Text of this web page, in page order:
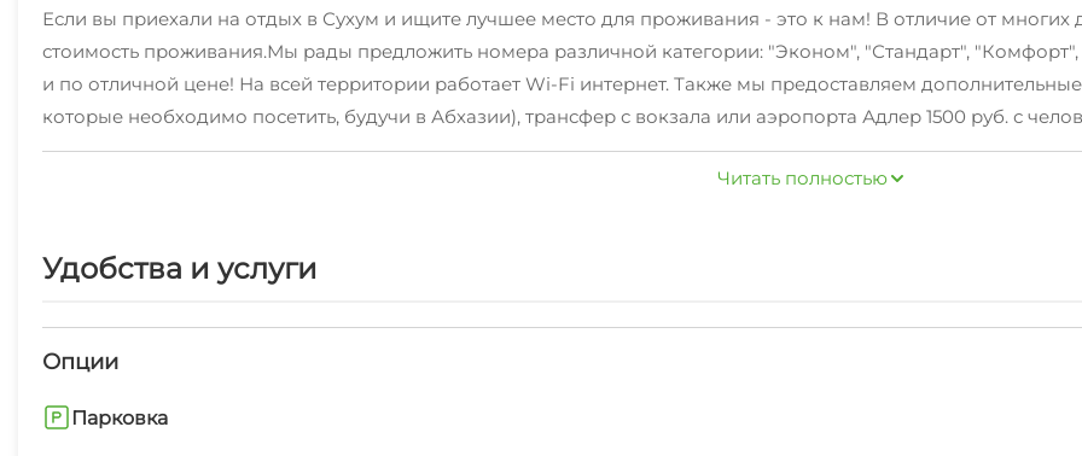
Если вы приехали на отдых в Сухум и ищите лучшее место для проживания - это к нам! В отличие от
стоимость проживания.Мы рады предложить номера различной категории: "Эконом", "Стандарт",
и по отличной цене! На всей территории работает Wi-Fi интернет. Также мы предоставляем
которые необходимо посетить, будучи в Абхазии), трансфер с вокзала или аэропорта Адлер 1500 руб. с
оснащенная всем необходимым, стиральная машина, гладильные принадлежности, зеленый двор. С
санатория PBCH. Для путешественников на авто есть охраняемая парковка на территории отеля. Мангал
Читать полностью
Удобства и услуги
Опции
Парковка